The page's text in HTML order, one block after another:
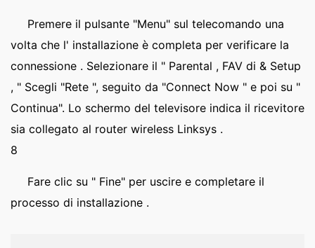
Premere il pulsante "Menu" sul telecomando una
volta che l' installazione è completa per verificare la
connessione . Selezionare il " Parental , FAV di & Setup
, " Scegli "Rete ", seguito da "Connect Now " e poi su "
Continua". Lo schermo del televisore indica il ricevitore
sia collegato al router wireless Linksys .
8
Fare clic su " Fine" per uscire e completare il
processo di installazione .